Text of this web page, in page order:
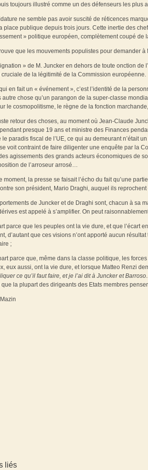
toujours illustré comme un des défenseurs les
ne semble pas avoir suscité de réticences
place publique depuis trois jours. Cette inertie des
» politique européen, complètement coupé
que les mouvements populistes pour demander à
» de M. Juncker en dehors de toute onction de
de la légitimité de la Commission européenne.
en fait un « événement », c’est l’identité de la
autre chose qu’un parangon de la super-classe
le cosmopolitisme, le règne de la fonction
retour des choses, au moment où Jean-Claude
presque 19 ans et ministre des Finances
le paradis fiscal de l’UE, ce qui au demeurant n’était
voit contraint de faire diligenter une enquête par la
agissements des grands acteurs économiques de
de l’arroseur arrosé…
moment, la presse se faisait l’écho du fait qu’une
son président, Mario Draghi, auquel ils
de Juncker et de Draghi sont, chacun à sa
est appelé à s’amplifier. On peut
parce que les peuples ont la vie dure, et que l’écart
d’autant que ces visions n’ont apporté aucun
;
parce que, même dans la classe politique, les
eux aussi, ont la vie dure, et lorsque Matteo Renzi
ce qu’il faut faire, et je l’ai dit à Juncker et
la plupart des dirigeants des Etats membres
liés